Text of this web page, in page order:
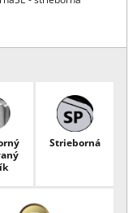
12 mm, hrúbka
- eloxovaná
čiernaSE - strieborná